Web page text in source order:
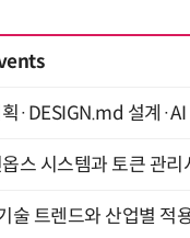
획·DESIGN.md 설계
스 시스템과 토큰 관
술 트렌드와 산업별 적